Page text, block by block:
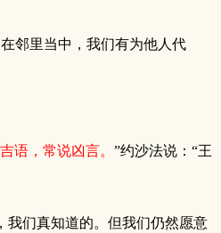
邻里当中，我们有为他人代
语，常说凶言。 ”约沙法说：“王
们真知道的。但我们仍然愿意